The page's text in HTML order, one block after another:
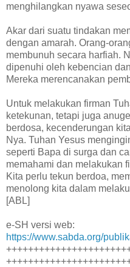
menghilangkan nyawa
Akar dari suatu tindakan
dengan amarah. Orang-
membunuh secara harfiah.
dipenuhi oleh kebencian
Mereka merencanakan
Untuk melakukan firman
ketekunan, tetapi juga
berdosa, kecenderungan
Nya. Tuhan Yesus
seperti Bapa di surga dan
memahami dan melakukan
Kita perlu tekun berdoa,
menolong kita dalam
[ABL]
e-SH versi web:
https://www.sabda.org/